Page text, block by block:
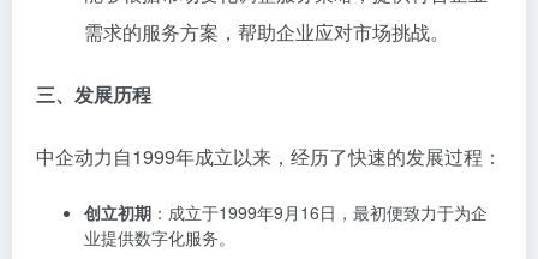
需求的服务方案，帮助企业应对市场挑战。
三、发展历程
中企动力自1999年成立以来，经历了快速的发展过程：
创立初期 ：成立于1999年9月16日，最初便致力于为企
业提供数字化服务。